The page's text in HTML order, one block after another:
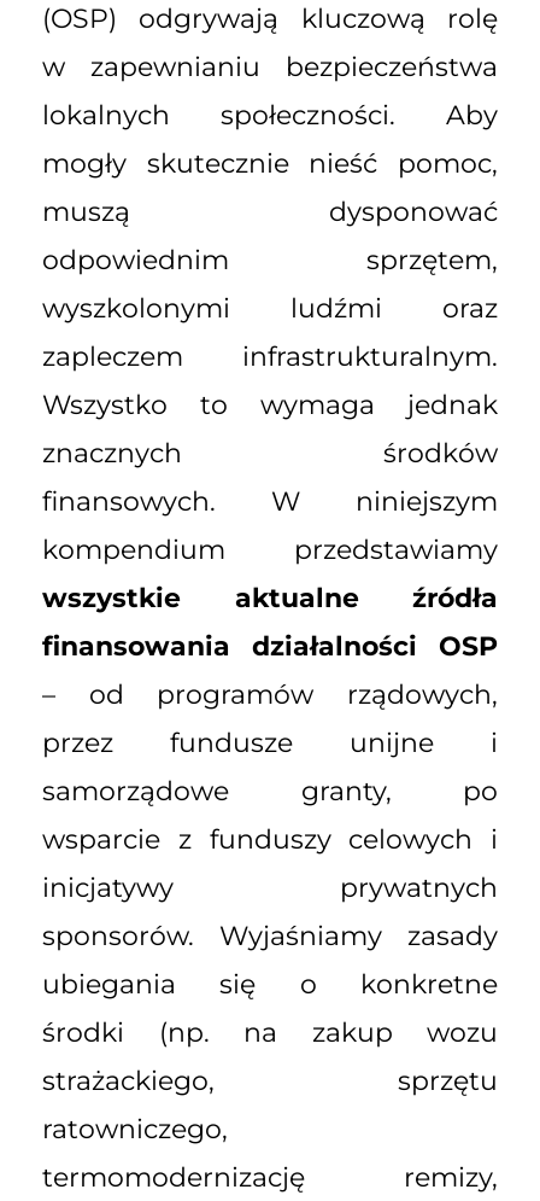
(OSP) odgrywają kluczową rolę
w zapewnianiu bezpieczeństwa
lokalnych społeczności. Aby
mogły skutecznie nieść pomoc,
muszą dysponować
odpowiednim sprzętem,
wyszkolonymi ludźmi oraz
zapleczem infrastrukturalnym.
Wszystko to wymaga jednak
znacznych środków
finansowych. W niniejszym
kompendium przedstawiamy
wszystkie aktualne źródła
finansowania działalności OSP
– od programów rządowych,
przez fundusze unijne i
samorządowe granty, po
wsparcie z funduszy celowych i
inicjatywy prywatnych
sponsorów. Wyjaśniamy zasady
ubiegania się o konkretne
środki (np. na zakup wozu
strażackiego, sprzętu
ratowniczego,
termomodernizację remizy,